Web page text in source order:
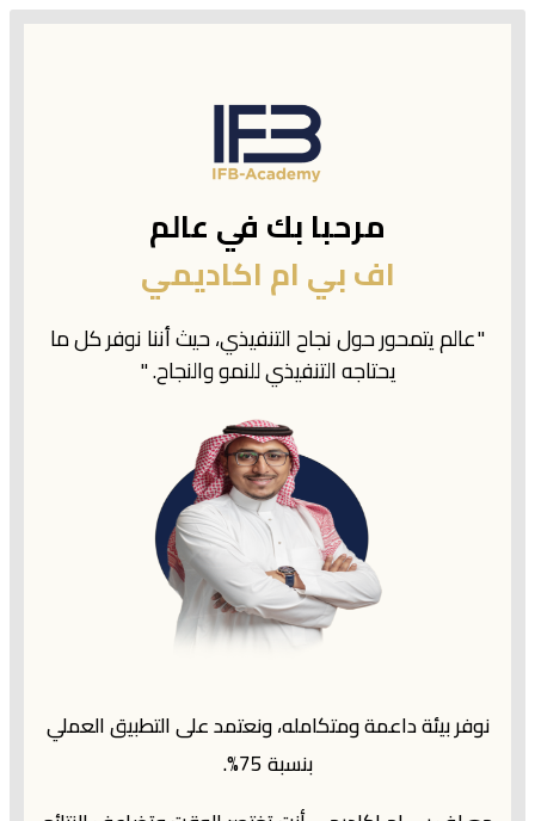
مرحبا بك في عالم
اف بي ام اكاديمي
"عالم يتمحور حول نجاح التنفيذي، حيث أننا نوفر كل ما
يحتاجه التنفيذي للنمو والنجاح. "
نوفر بيئة داعمة ومتكامله، ونعتمد على التطبيق العملي
بنسبة 75%.